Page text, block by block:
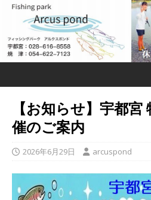
【お知らせ】宇都
催のご案内
2026年6月29日 arcuspond